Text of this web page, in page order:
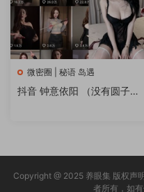
微密圈 | 秘语 岛遇
抖音 钟意依阳 （没有圆子）
Copyright @ 2025 养眼集 版权声
者所有，如有